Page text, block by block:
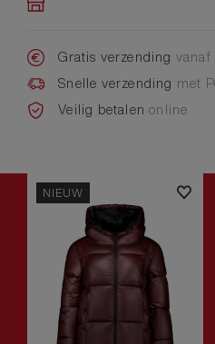
Gratis verzending vanaf
Snelle verzending met
Veilig betalenonline
NIEUW